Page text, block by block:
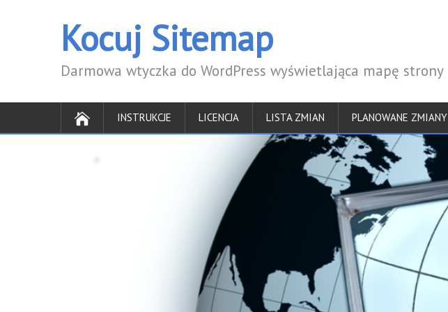
Kocuj Sitemap
Darmowa wtyczka do WordPress wyświetlająca mapę strony
INSTRUKCJE LICENCJA LISTA ZMIAN PLANOWANE ZMIANY